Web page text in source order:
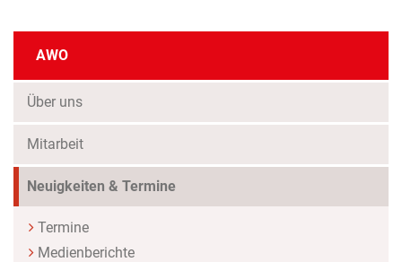
AWO
Über uns
Mitarbeit
Neuigkeiten & Termine
Termine
Medienberichte